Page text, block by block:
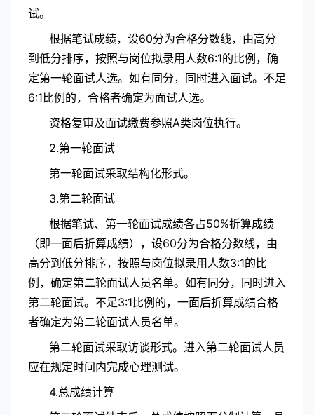
试。
根据笔试成绩，设60分为合格分数线，由高分
到低分排序，按照与岗位拟录用人数6:1的比例，确
定第一轮面试人选。如有同分，同时进入面试。不足
6:1比例的，合格者确定为面试人选。
资格复审及面试缴费参照A类岗位执行。
2.第一轮面试
第一轮面试采取结构化形式。
3.第二轮面试
根据笔试、第一轮面试成绩各占50%折算成绩
（即一面后折算成绩），设60分为合格分数线，由
高分到低分排序，按照与岗位拟录用人数3:1的比
例，确定第二轮面试人员名单。如有同分，同时进入
第二轮面试。不足3:1比例的，一面后折算成绩合格
者确定为第二轮面试人员名单。
第二轮面试采取访谈形式。进入第二轮面试人员
应在规定时间内完成心理测试。
4.总成绩计算